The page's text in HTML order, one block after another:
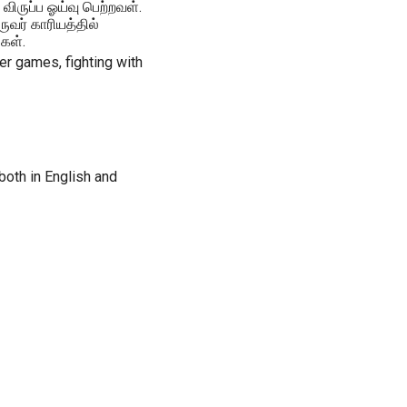
ஓய்வு பெற்றவள்.
காரியத்தில்
games, fighting with
in English and